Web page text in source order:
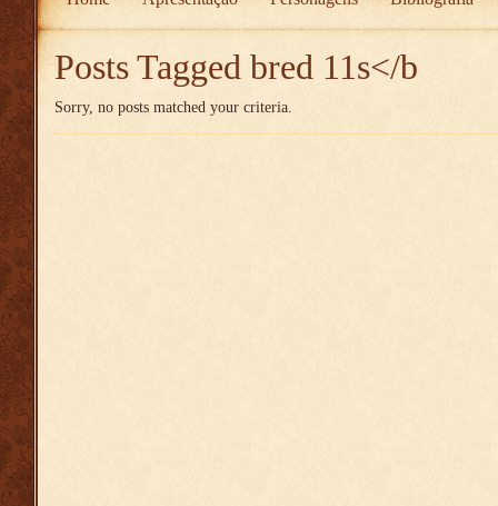
Posts Tagged bred 11s</b
Sorry, no posts matched your criteria.